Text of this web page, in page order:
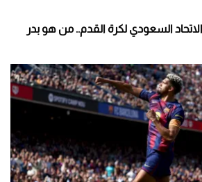
السعودي لكرة القدم.. من هو بدر